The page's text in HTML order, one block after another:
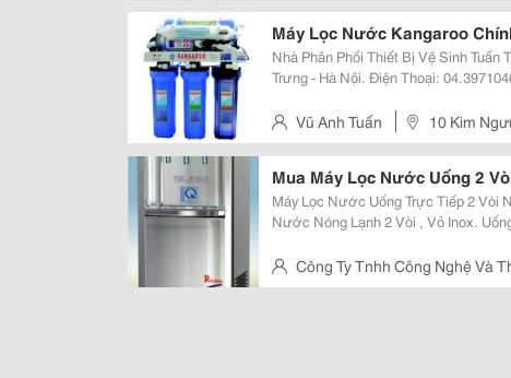
Nam
Máy Lọc Nước Kangaroo
Nhà Phân Phối Thiết Bị Vệ Sinh Tuấn Thảo Địa Chỉ: Số 10 Kim Ngưu
Trưng - Hà Nội. Điện Thoại:
Phân Phối Tuấn Thảo Chuyên Cung
Vũ Anh Tuấn 10 Kim
Mua Máy Lọc Nước Uống 2
Máy Lọc Nước Uống Trực Tiếp 2 Vòi Nóng Lạnh Thông Số
Nước Nóng Lạnh 2 Vòi , Vỏ Inox.
15Lít/H - Công Suất Nước Lạnh: 200W
Công Ty Tnhh Công Nghệ Và
35C Ngõ 239 Bùi Xương Trạch,